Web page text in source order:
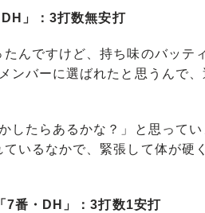
」：3打数無安打
んですけど、持ち味のバッテ
バーに選ばれたと思うんで、
たらあるかな？」と思ってい
いるなかで、緊張して体が硬
7番・DH」：3打数1安打